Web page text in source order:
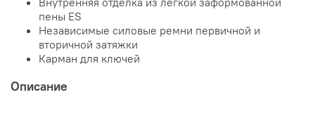
пены ES
Независимые силовые ремни первичной и
вторичной затяжки
Карман для ключей
Описание